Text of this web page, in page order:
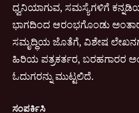
ಧ್ವನಿಯಾಗುವ, ಸಮಸ್ಯೆಗಳಿಗೆ
ಭಾಗದಿಂದ ಆರಂಭಗೊಂಡು
ಸಮೃದ್ಧಿಯ ಜೊತೆಗೆ, ವಿಶೇಷ
ಹಿರಿಯ ಪತ್ರಕರ್ತರ, ಬರಹಗಾರರ
ಓದುಗರನ್ನು ಮುಟ್ಟಲಿದೆ.
ಸಂಪರ್ಕಿಸಿ